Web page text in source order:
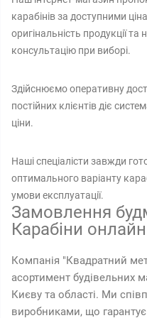
карабінів за доступними
оригінальність продукції
консультацію при виборі.
Здійснюємо оперативну
постійних клієнтів діє
ціни.
Наші спеціалісти завжди
оптимального варіанту
умови експлуатації.
Замовлення
Карабіни онлайн
Компанія "Квадратний
асортимент будівельних
Києву та області. Ми
виробниками, що гарантує